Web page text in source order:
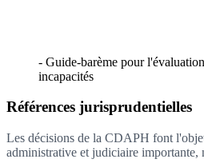
- Guide-barème pour
incapacités
Références jurisprudentielles
Les décisions de la CDAPH font
administrative et judiciaire importante,